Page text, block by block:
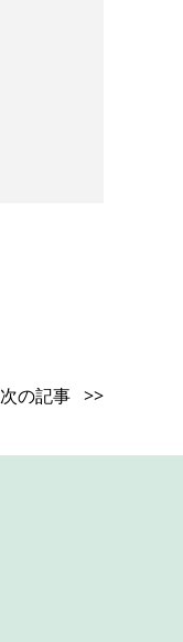
次の記事 >>